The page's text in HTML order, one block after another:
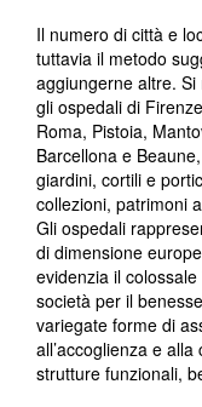
Il numero di città e
tuttavia il metodo
aggiungerne altre.
gli ospedali di
Roma, Pistoia,
Barcellona e
giardini, cortili e
collezioni, patrimoni
Gli ospedali
di dimensione
evidenzia il
società per il
variegate forme di
all’accoglienza e
strutture funzionali,